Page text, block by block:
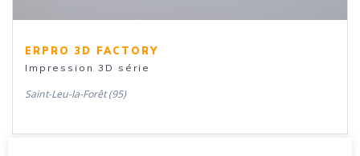
ERPRO 3D FACTORY
Impression 3D série
Saint-Leu-la-Forêt (95)